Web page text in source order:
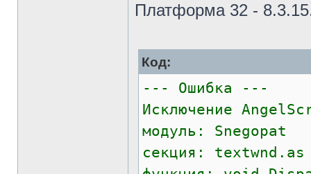
Платформа 32 -
Код:
--- Ошибка ---
Исключение
модуль: Snegopat
секция: textwnd.as